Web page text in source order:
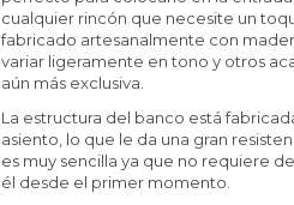
cualquier rincón que necesite un
fabricado artesanalmente con
variar ligeramente en tono y otros
aún más exclusiva.
La estructura del banco está
asiento, lo que le da una gran
es muy sencilla ya que no requiere
él desde el primer momento.